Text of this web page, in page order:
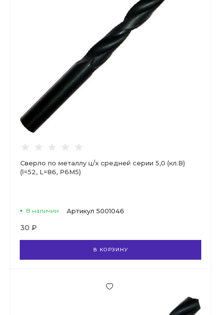
Сверло по металлу ц/х средней серии 5,0 (кл.В)
(l=52, L=86, Р6М5)
В наличии Артикул 5001046
30 ₽
В КОРЗИНУ